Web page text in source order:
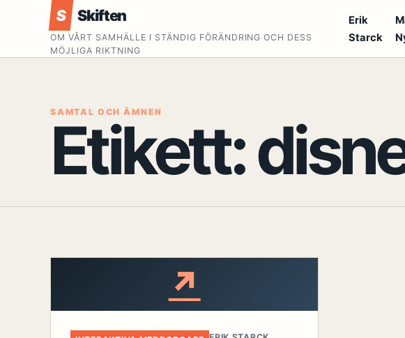
S Skiften
OM VÅRT SAMHÄLLE I STÄNDIG FÖRÄNDRING OCH DESS
MÖJLIGA RIKTNING
Erik
Starck
SAMTAL OCH ÄMNEN
Etikett:
↗